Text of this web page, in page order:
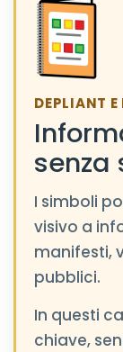
DEPLIANT
senza
I simboli
visivo a
manifesti,
pubblici.
In questi
chiave,